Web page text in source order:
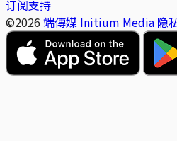
订阅支持
©2026 端傳媒 Initium Media 隐